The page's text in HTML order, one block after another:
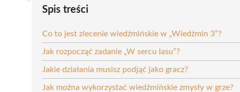
Spis treści
Co to jest zlecenie wiedźmińskie w „Wiedźmin 3”?
Jak rozpocząć zadanie „W sercu lasu”?
Jakie działania musisz podjąć jako gracz?
Jak można wykorzystać wiedźmińskie zmysły w grze?